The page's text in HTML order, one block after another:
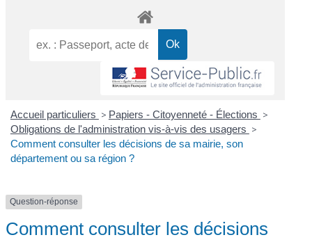
Accueil particuliers > Papiers - Citoyenneté - Élections >
Obligations de l'administration vis-à-vis des usagers >
Comment consulter les décisions de sa mairie, son
département ou sa région ?
Question-réponse
Comment consulter les décisions